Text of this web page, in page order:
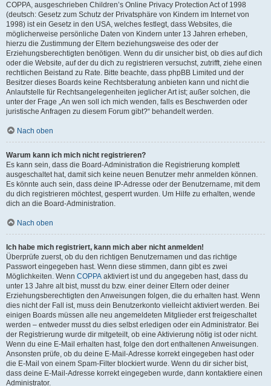
COPPA, ausgeschrieben Children’s Online Privacy Protection Act of 1998
(deutsch: Gesetz zum Schutz der Privatsphäre von Kindern im Internet von
1998) ist ein Gesetz in den USA, welches festlegt, dass Websites, die
möglicherweise persönliche Daten von Kindern unter 13 Jahren erheben,
hierzu die Zustimmung der Eltern beziehungsweise des oder der
Erziehungsberechtigten benötigen. Wenn du dir unsicher bist, ob dies auf dich
oder die Website, auf der du dich zu registrieren versuchst, zutrifft, ziehe einen
rechtlichen Beistand zu Rate. Bitte beachte, dass phpBB Limited und der
Besitzer dieses Boards keine Rechtsberatung anbieten kann und nicht die
Anlaufstelle für Rechtsangelegenheiten jeglicher Art ist; außer solchen, die
unter der Frage „An wen soll ich mich wenden, falls es Beschwerden oder
juristische Anfragen zu diesem Forum gibt?“ behandelt werden.
Nach oben
Warum kann ich mich nicht registrieren?
Es kann sein, dass die Board-Administration die Registrierung komplett
ausgeschaltet hat, damit sich keine neuen Benutzer mehr anmelden können.
Es könnte auch sein, dass deine IP-Adresse oder der Benutzername, mit dem
du dich registrieren möchtest, gesperrt wurden. Um Hilfe zu erhalten, wende
dich an die Board-Administration.
Nach oben
Ich habe mich registriert, kann mich aber nicht anmelden!
Überprüfe zuerst, ob du den richtigen Benutzernamen und das richtige
Passwort eingegeben hast. Wenn diese stimmen, dann gibt es zwei
Möglichkeiten. Wenn COPPA aktiviert ist und du angegeben hast, dass du
unter 13 Jahre alt bist, musst du bzw. einer deiner Eltern oder deiner
Erziehungsberechtigten den Anweisungen folgen, die du erhalten hast. Wenn
dies nicht der Fall ist, muss dein Benutzerkonto vielleicht aktiviert werden. Bei
einigen Boards müssen alle neu angemeldeten Mitglieder erst freigeschaltet
werden – entweder musst du dies selbst erledigen oder ein Administrator. Bei
der Registrierung wurde dir mitgeteilt, ob eine Aktivierung nötig ist oder nicht.
Wenn du eine E-Mail erhalten hast, folge den dort enthaltenen Anweisungen.
Ansonsten prüfe, ob du deine E-Mail-Adresse korrekt eingegeben hast oder
die E-Mail von einem Spam-Filter blockiert wurde. Wenn du dir sicher bist,
dass deine E-Mail-Adresse korrekt eingegeben wurde, dann kontaktiere einen
Administrator.